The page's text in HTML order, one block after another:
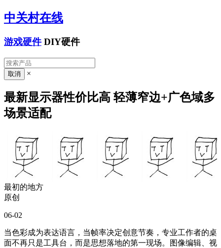
中关村在线
游戏硬件 DIY硬件
×
最新显示器性价比高 轻薄窄边+广色域多
场景适配
最初的地方
原创
06-02
当色彩成为表达语言，当帧率决定创意节奏，专业工作者的桌
面不再只是工具台，而是思想落地的第一现场。图像编辑、视